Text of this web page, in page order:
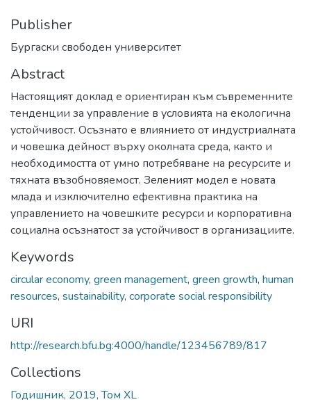
Publisher
Бургаски свободен университет
Abstract
Настоящият доклад е ориентиран към съвременните
тенденции за управление в условията на екологична
устойчивост. Осъзнато е влиянието от индустриалната
и човешка дейност върху околната среда, както и
необходимостта от умно потребяване на ресурсите и
тяхната възобновяемост. Зеленият модел е новата
млада и изключително ефективна практика на
управлението на човешките ресурси и корпоративна
социална осъзнатост за устойчивост в организациите.
Keywords
circular economy, green management, green growth, human
resources, sustainability, corporate social responsibility
URI
http://research.bfu.bg:4000/handle/123456789/817
Collections
Годишник, 2019, Том XL